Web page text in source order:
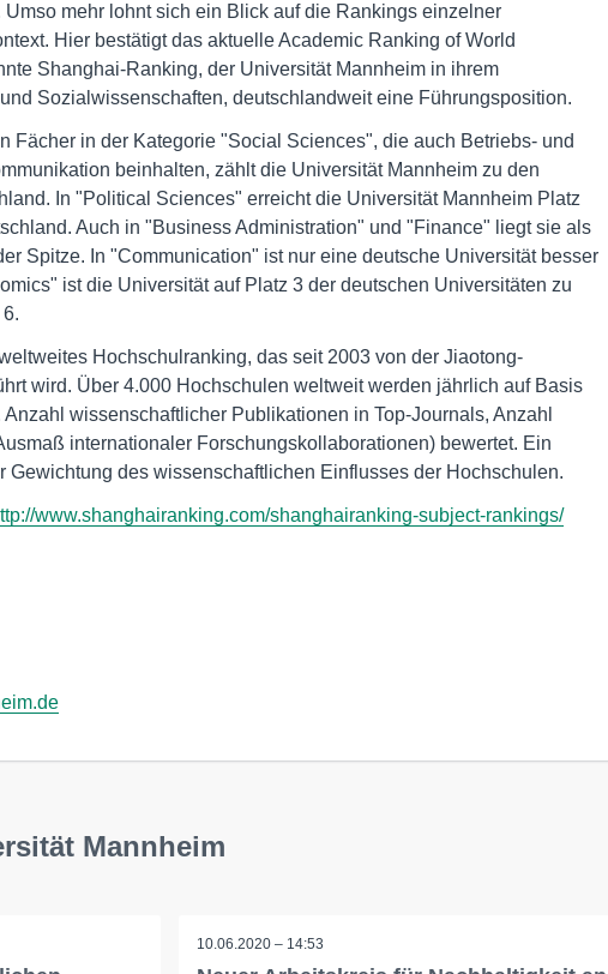
mehr lohnt sich ein Blick auf die Rankings einzelner
Hier bestätigt das aktuelle Academic Ranking of World
Shanghai-Ranking, der Universität Mannheim in ihrem
Sozialwissenschaften, deutschlandweit eine Führungsposition.
Fächer in der Kategorie "Social Sciences", die auch Betriebs- und
beinhalten, zählt die Universität Mannheim zu den
In "Political Sciences" erreicht die Universität Mannheim Platz
Auch in "Business Administration" und "Finance" liegt sie als
Spitze. In "Communication" ist nur eine deutsche Universität besser
ist die Universität auf Platz 3 der deutschen Universitäten zu
Hochschulranking, das seit 2003 von der Jiaotong-
wird. Über 4.000 Hochschulen weltweit werden jährlich auf Basis
wissenschaftlicher Publikationen in Top-Journals, Anzahl
internationaler Forschungskollaborationen) bewertet. Ein
Gewichtung des wissenschaftlichen Einflusses der Hochschulen.
www.shanghairanking.com/shanghairanking-subject-rankings/
Mannheim
10.06.2020 – 14:53